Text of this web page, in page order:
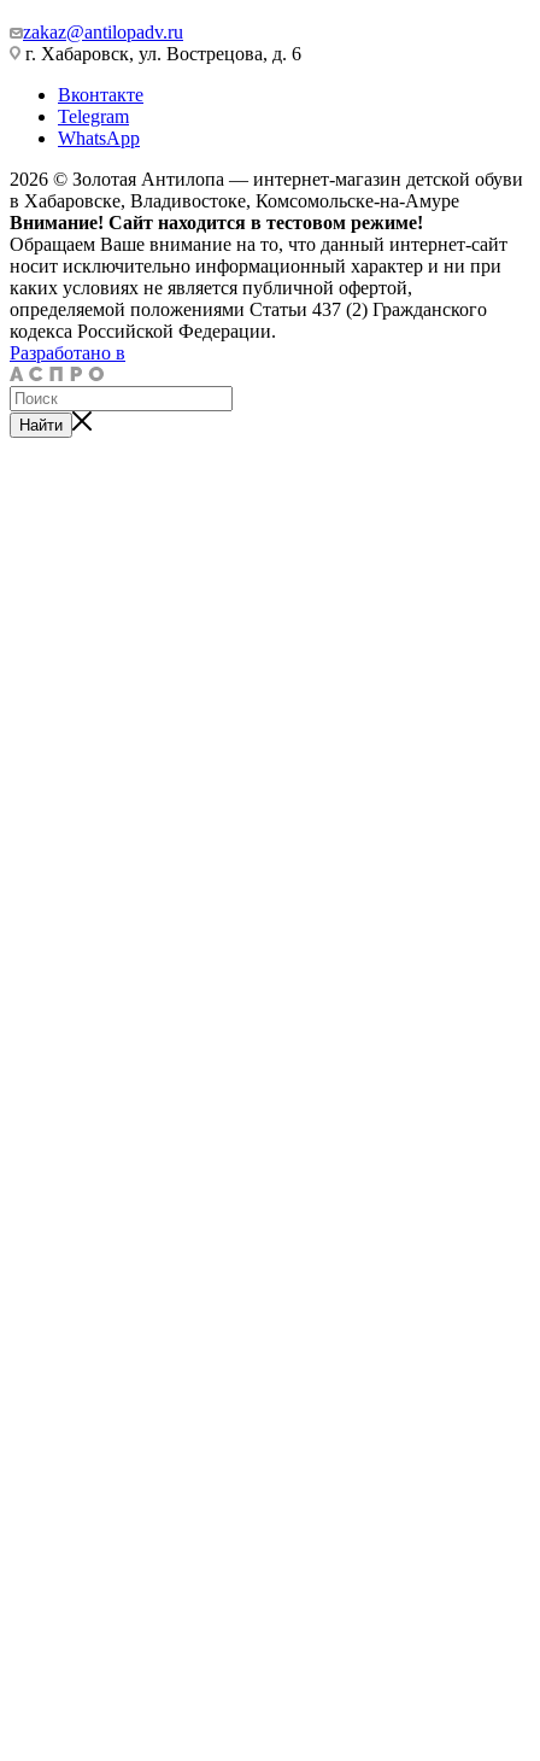
zakaz@antilopadv.ru
г. Хабаровск, ул. Вострецова, д. 6
Вконтакте
Telegram
WhatsApp
2026 © Золотая Антилопа — интернет-магазин детской обуви
в Хабаровске, Владивостоке, Комсомольске-на-Амуре
Внимание! Сайт находится в тестовом режиме!
Обращаем Ваше внимание на то, что данный интернет-сайт
носит исключительно информационный характер и ни при
каких условиях не является публичной офертой,
определяемой положениями Статьи 437 (2) Гражданского
кодекса Российской Федерации.
Разработано в
Найти